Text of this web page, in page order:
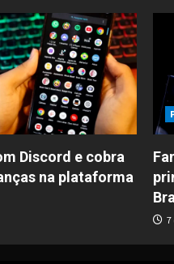
Discord e cobra
na plataforma
7